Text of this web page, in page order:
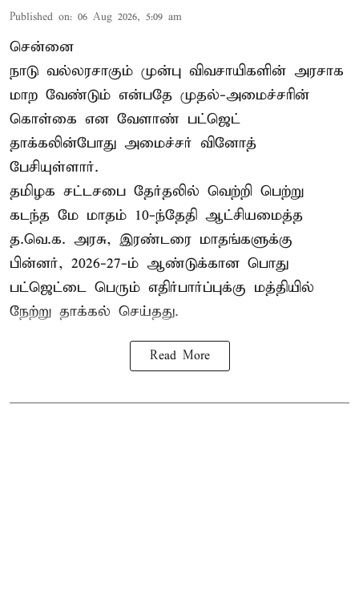
Published on: 06 Aug 2026, 5:09 am
சென்னை
நாடு வல்லரசாகும் முன்பு விவசாயிகளின் அரசாக
மாற வேண்டும் என்பதே முதல்-அமைச்சரின்
கொள்கை என வேளாண் பட்ஜெட்
தாக்கலின்போது அமைச்சர் வினோத்
பேசியுள்ளார்.
தமிழக சட்டசபை தேர்தலில் வெற்றி பெற்று
கடந்த மே மாதம் 10-ந்தேதி ஆட்சியமைத்த
த.வெ.க. அரசு, இரண்டரை மாதங்களுக்கு
பின்னர், 2026-27-ம் ஆண்டுக்கான பொது
பட்ஜெட்டை பெரும் எதிர்பார்ப்புக்கு மத்தியில்
நேற்று தாக்கல் செய்தது.
Read More